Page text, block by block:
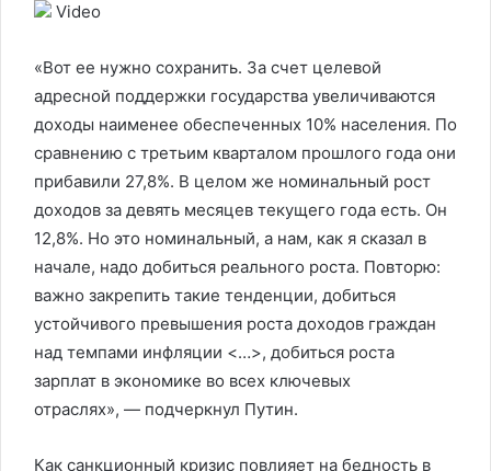
Video
«Вот ее нужно сохранить. За счет целевой
адресной поддержки государства увеличиваются
доходы наименее обеспеченных 10% населения. По
сравнению с третьим кварталом прошлого года они
прибавили 27,8%. В целом же номинальный рост
доходов за девять месяцев текущего года есть. Он
12,8%. Но это номинальный, а нам, как я сказал в
начале, надо добиться реального роста. Повторю:
важно закрепить такие тенденции, добиться
устойчивого превышения роста доходов граждан
над темпами инфляции <…>, добиться роста
зарплат в экономике во всех ключевых
отраслях», — подчеркнул Путин.
Как санкционный кризис повлияет на бедность в